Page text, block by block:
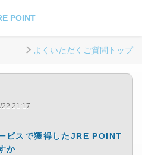
よくいただくご質問トップ
22 21:17
ビスで獲得したJRE POINT
か